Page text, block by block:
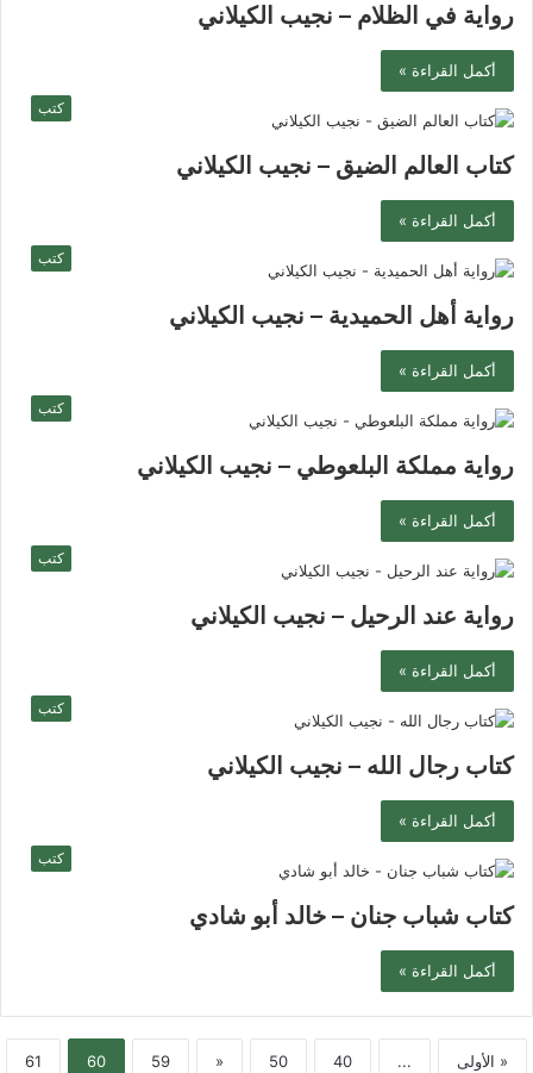
رواية في الظلام – نجيب الكيلاني
أكمل القراءة »
كتب
كتاب العالم الضيق – نجيب الكيلاني
أكمل القراءة »
كتب
رواية أهل الحميدية – نجيب الكيلاني
أكمل القراءة »
كتب
رواية مملكة البلعوطي – نجيب الكيلاني
أكمل القراءة »
كتب
رواية عند الرحيل – نجيب الكيلاني
أكمل القراءة »
كتب
كتاب رجال الله – نجيب الكيلاني
أكمل القراءة »
كتب
كتاب شباب جنان – خالد أبو شادي
أكمل القراءة »
« الأولى ...
40
50
«
59
60
61